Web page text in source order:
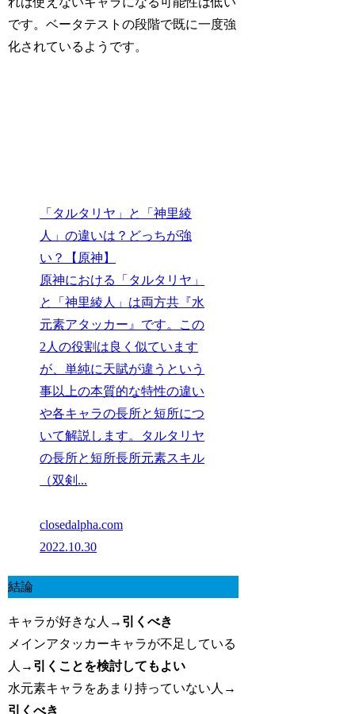
です。ベータテストの段階で既に一度強
化されているようです。
「タルタリヤ」と「神里綾
人」の違いは？どっちが強
い？【原神】
原神における「タルタリヤ」
と「神里綾人」は両方共『水
元素アタッカー』です。この
2人の役割は良く似ています
が、単純に天賦が違うという
事以上の本質的な特性の違い
や各キャラの長所と短所につ
いて解説します。タルタリヤ
の長所と短所長所元素スキル
（双剣...
closedalpha.com
2022.10.30
結論
キャラが好きな人→ 引くべき
メインアタッカーキャラが不足している
人→ 引くことを検討してもよい
水元素キャラをあまり持っていない人→
引くべき